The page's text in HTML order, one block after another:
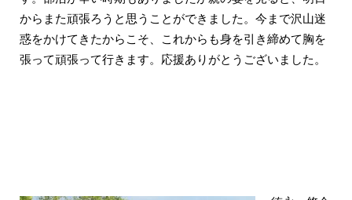
からまた頑張ろうと思うことができました。今まで沢山迷
惑をかけてきたからこそ、これからも身を引き締めて胸を
張って頑張って行きます。応援ありがとうございました。